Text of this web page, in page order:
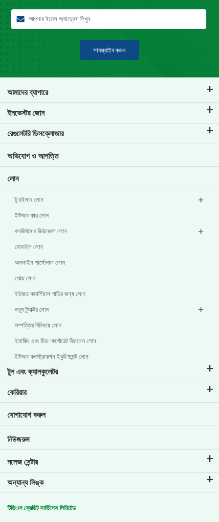
সাবস্ক্রাইব করুন
আমাদের ব্যাপারে
টিভিএস ক্রেডিট সম্পর্কে
আমাদের ব্র্যান্ড সম্পর্কে জানুন
মূল প্রোফাইল
ইনভেস্টর জোন
কর্পোরেট গভর্নেন্স
বিনিয়োগকারীর তথ্য
রেগুলেটরি ডিসক্লোজার
অন্যান্য ডিসক্লোজার
অভিযোগ ও আপত্তি
লোন
টু হুইলার লোন
ইউজড কার লোন
কনজিউমার ডিউরেবল লোন
মোবাইল লোন
অনলাইন পার্সোনাল লোন
গোল্ড লোন
ইউজড কমার্শিয়াল গাড়ির জন্য লোন
নতুন ট্র্যাক্টর লোন
সম্পত্তির বিনিময়ে লোন
ইমার্জিং এবং মিড-কর্পোরেট বিজনেস লোন
ইউজড কনস্ট্রাকশন ইকুইপমেন্ট লোন
টুল এবং ক্যালকুলেটর
ইএমআই ক্যালকুলেটর
টু-হুইলার লোনের ইএমআই ক্যালকুলেটার
গাড়ির ভ্যালুয়েশন টুল
কেরিয়ার
বর্তমান কর্মখালি
যোগাযোগ করুন
নিউজরুম
নলেজ সেন্টার
ব্লগ
এফএকিউ-গুলি
প্রশংসাপত্র
অন্যান্য লিঙ্ক
ডিলার লোকেটর
টিভিএস ক্রেডিট সার্ভিসেস লিমিটেড